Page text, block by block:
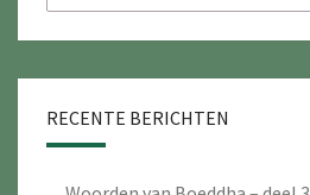
naar:
RECENTE BERICHTEN